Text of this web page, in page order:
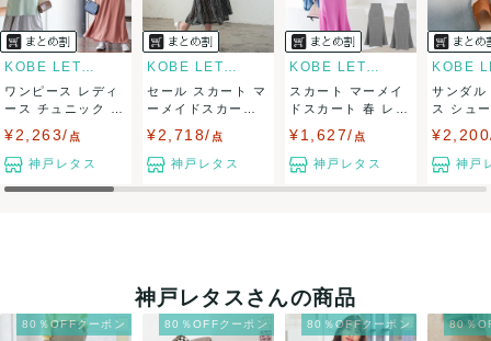
KOBE LETTUCE
ワンピース レディ
ース チュニック 夏
キャミワン...
¥2,263/ 点
神戸レタス
KOBE LETTUCE
セール スカート マ
ーメイドスカート
レディース ...
¥2,718/ 点
神戸レタス
KOBE LETTUCE
スカート マーメイ
ドスカート 春 レデ
ィース ロン...
¥1,627/ 点
神戸レタス
サンダル
ス シュ
ジソー
神戸
神戸レタスさんの商品
80％OFFクーポン 80％OFFクーポン 80％OFFクーポン 80％